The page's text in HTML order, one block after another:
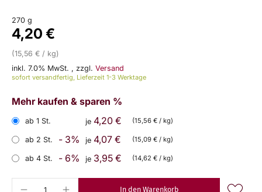
270 g
4,20 €
(15,56 € / kg)
inkl. 7.0% MwSt. , zzgl. Versand
sofort versandfertig, Lieferzeit 1-3 Werktage
Mehr kaufen & sparen %
ab 1 St. je 4,20 € (15,56 € / kg)
ab 2 St. - 3% je 4,07 € (15,09 € / kg)
ab 4 St. - 6% je 3,95 € (14,62 € / kg)
In den Warenkorb